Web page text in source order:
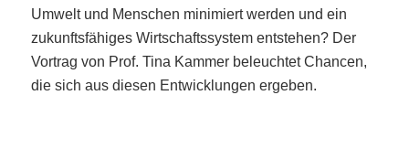
Umwelt und Menschen minimiert werden und ein
zukunftsfähiges Wirtschaftssystem entstehen? Der
Vortrag von Prof. Tina Kammer beleuchtet Chancen,
die sich aus diesen Entwicklungen ergeben.